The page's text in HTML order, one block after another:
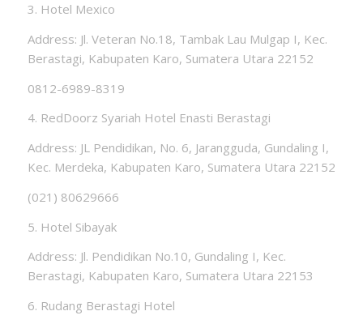
3. Hotel Mexico
Address: Jl. Veteran No.18, Tambak Lau Mulgap I, Kec.
Berastagi, Kabupaten Karo, Sumatera Utara 22152
0812-6989-8319
4. RedDoorz Syariah Hotel Enasti Berastagi
Address: JL Pendidikan, No. 6, Jarangguda, Gundaling I,
Kec. Merdeka, Kabupaten Karo, Sumatera Utara 22152
(021) 80629666
5. Hotel Sibayak
Address: Jl. Pendidikan No.10, Gundaling I, Kec.
Berastagi, Kabupaten Karo, Sumatera Utara 22153
6. Rudang Berastagi Hotel